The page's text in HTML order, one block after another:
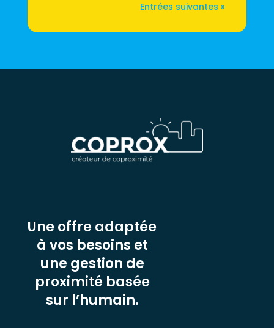
Entrées suivantes »
Une offre adaptée
à vos besoins et
une gestion de
proximité basée
sur l’humain.